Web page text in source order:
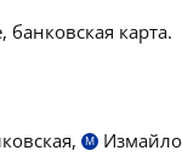
карта.
М